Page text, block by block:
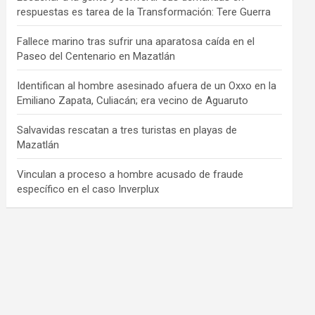
respuestas es tarea de la Transformación: Tere Guerra
Fallece marino tras sufrir una aparatosa caída en el
Paseo del Centenario en Mazatlán
Identifican al hombre asesinado afuera de un Oxxo en la
Emiliano Zapata, Culiacán; era vecino de Aguaruto
Salvavidas rescatan a tres turistas en playas de
Mazatlán
Vinculan a proceso a hombre acusado de fraude
específico en el caso Inverplux